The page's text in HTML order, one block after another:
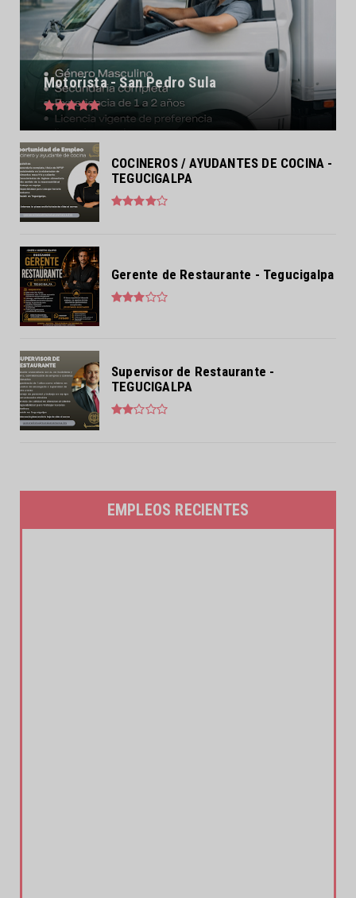
Motorista - San Pedro Sula
COCINEROS / AYUDANTES DE COCINA -
TEGUCIGALPA
Gerente de Restaurante - Tegucigalpa
Supervisor de Restaurante -
TEGUCIGALPA
EMPLEOS RECIENTES